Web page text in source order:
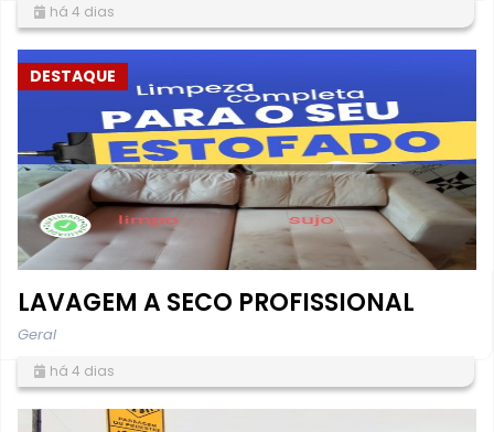
há 4 dias
DESTAQUE
LAVAGEM A SECO PROFISSIONAL
Geral
há 4 dias